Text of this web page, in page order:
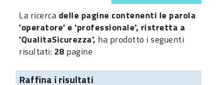
La ricerca delle pagine contenenti le parola
'operatore' e 'professionale', ristretta a
'QualitaSicurezza', ha prodotto i seguenti
risultati: 28 pagine
Raffina i risultati